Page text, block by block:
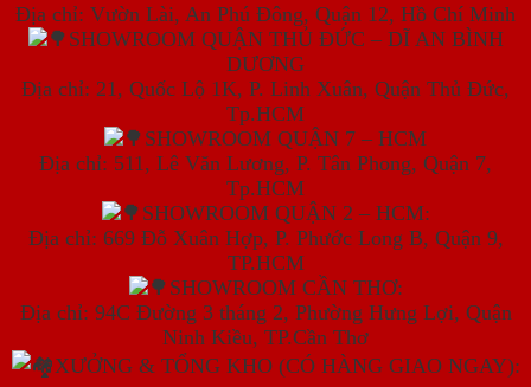
Địa chỉ: Vườn Lài, An Phú Đông, Quận 12, Hồ Chí Minh
SHOWROOM QUẬN THỦ ĐỨC – DĨ AN BÌNH
DƯƠNG
Địa chỉ: 21, Quốc Lộ 1K, P. Linh Xuân, Quận Thủ Đức,
Tp.HCM
SHOWROOM QUẬN 7 – HCM
Địa chỉ: 511, Lê Văn Lương, P. Tân Phong, Quận 7,
Tp.HCM
SHOWROOM QUẬN 2 – HCM:
Địa chỉ: 669 Đỗ Xuân Hợp, P. Phước Long B, Quận 9,
TP.HCM
SHOWROOM CẦN THƠ:
Địa chỉ: 94C Đường 3 tháng 2, Phường Hưng Lợi, Quận
Ninh Kiều, TP.Cần Thơ
XƯỞNG & TỔNG KHO (CÓ HÀNG GIAO NGAY):